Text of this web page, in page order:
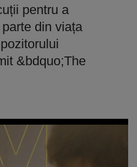
pentru a
din viața
&bdquo;The